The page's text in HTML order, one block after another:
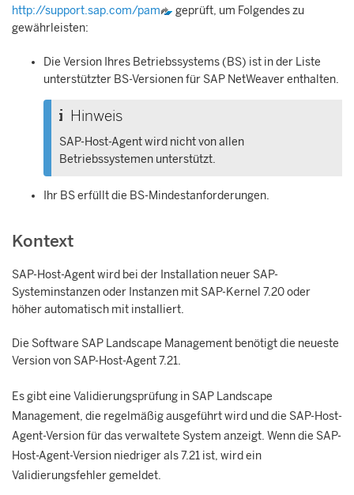
http://support.sap.com/pam
geprüft, um Folgendes zu
gewährleisten:
Die Version Ihres Betriebssystems (BS) ist in der Liste
unterstützter BS-Versionen für SAP NetWeaverenthalten.
Hinweis
SAP-Host-Agent wird nicht von allen
Betriebssystemen unterstützt.
Ihr BS erfüllt die BS-Mindestanforderungen.
Kontext
SAP-Host-Agent wird bei der Installation neuer SAP-
Systeminstanzen oder Instanzen mit SAP-Kernel 7.20 oder
höher automatisch mit installiert.
Die Software SAP Landscape Management benötigt die neueste
Version von SAP-Host-Agent 7.21.
Es gibt eine Validierungsprüfung in SAP Landscape
Management, die regelmäßig ausgeführt wird und die SAP-Host-
Agent-Version für das verwaltete System anzeigt. Wenn die SAP-
Host-Agent-Version niedriger als 7.21 ist, wird ein
Validierungsfehler gemeldet.